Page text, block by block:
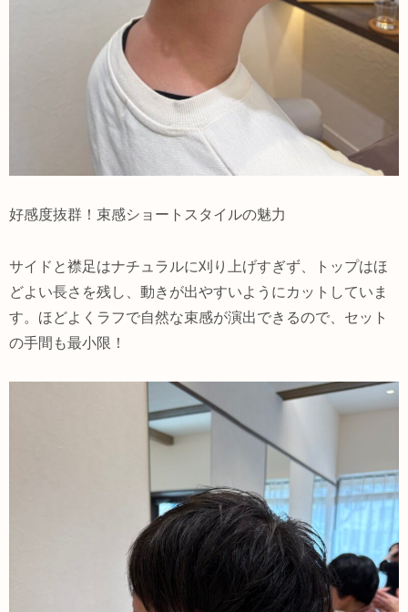
好感度抜群！束感ショートスタイルの魅力
サイドと襟足はナチュラルに刈り上げすぎず、トップはほ
どよい長さを残し、動きが出やすいようにカットしていま
す。ほどよくラフで自然な束感が演出できるので、セット
の手間も最小限！